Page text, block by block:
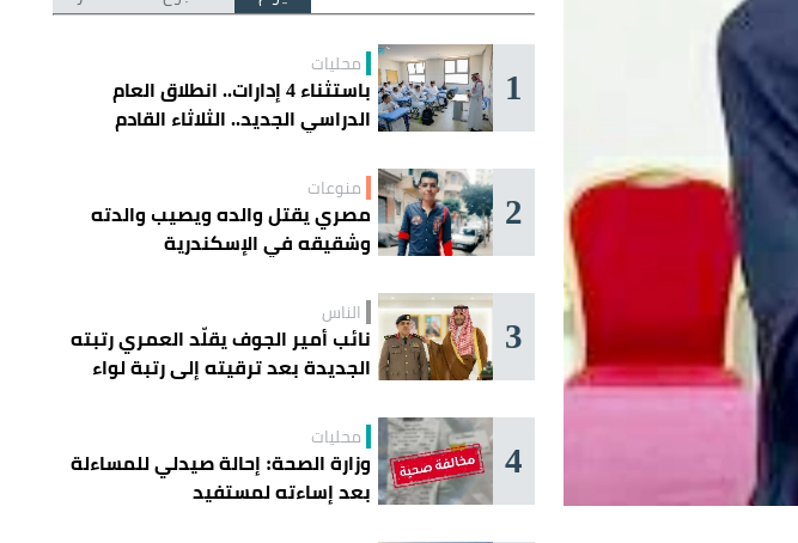
1 محليات
باستثناء 4 إدارات.. انطلاق العام
الدراسي الجديد.. الثلاثاء القادم
2 منوعات
مصري يقتل والده ويصيب والدته
وشقيقه في الإسكندرية
3 الناس
نائب أمير الجوف يقلّد العمري رتبته
الجديدة بعد ترقيته إلى رتبة لواء
4 محليات
وزارة الصحة: إحالة صيدلي للمساءلة
بعد إساءته لمستفيد